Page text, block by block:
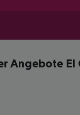
Angebote El